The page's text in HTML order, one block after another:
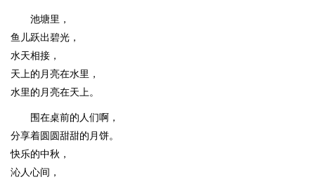
池塘里，
鱼儿跃出碧光，
水天相接，
天上的月亮在水里，
水里的月亮在天上。
围在桌前的人们啊，
分享着圆圆甜甜的月饼。
快乐的中秋，
沁人心间，